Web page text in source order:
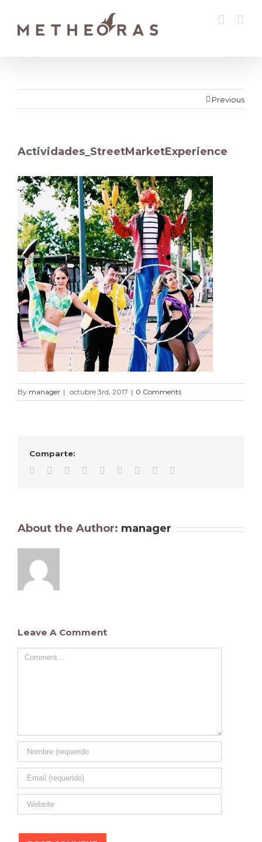
Previous
Actividades_StreetMarketExperience
By manager | octubre 3rd, 2017 | 0 Comments
Comparte:
Facebook
TwitterLinkedin
Reddit TumblrGoogle+Pinterest
About the Author: manager
Leave A Comment
Comment